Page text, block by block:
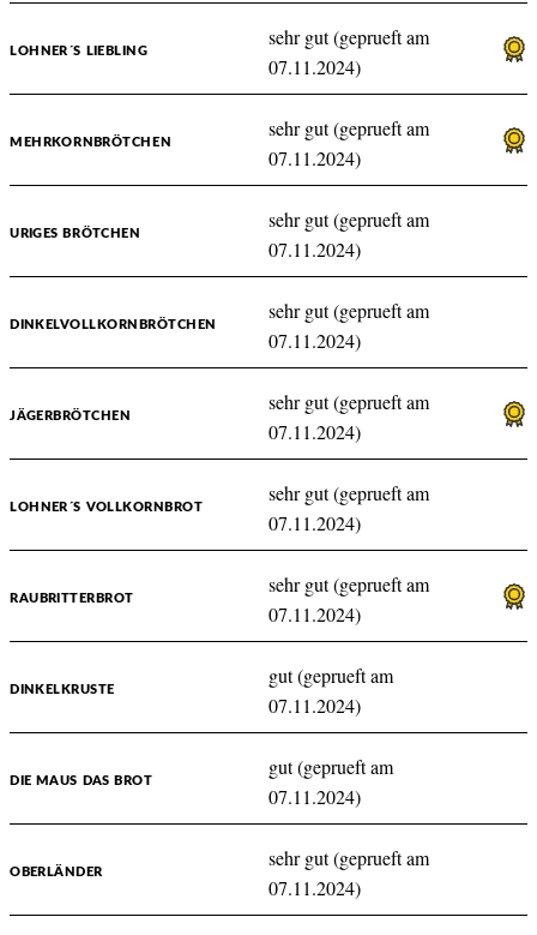
LOHNER´S LIEBLING
sehr gut (geprueft am
07.11.2024)
MEHRKORNBRÖTCHEN
sehr gut (geprueft am
07.11.2024)
URIGES BRÖTCHEN
sehr gut (geprueft am
07.11.2024)
DINKELVOLLKORNBRÖTCHEN
sehr gut (geprueft am
07.11.2024)
JÄGERBRÖTCHEN
sehr gut (geprueft am
07.11.2024)
LOHNER´S VOLLKORNBROT
sehr gut (geprueft am
07.11.2024)
RAUBRITTERBROT
sehr gut (geprueft am
07.11.2024)
DINKELKRUSTE
gut (geprueft am
07.11.2024)
DIE MAUS DAS BROT
gut (geprueft am
07.11.2024)
OBERLÄNDER
sehr gut (geprueft am
07.11.2024)